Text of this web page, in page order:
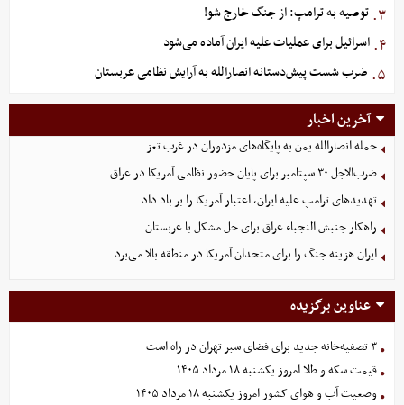
۳. توصیه به ترامپ: از جنگ خارج شو!
۴. اسرائیل برای عملیات علیه ایران آماده می‌شود
۵. ضرب شست پیش‌دستانه انصارالله به آرایش نظامی عربستان
آخرین اخبار
حمله انصارالله یمن به پایگاه‌های مزدوران در غرب تعز
ضرب‌الاجل ۳۰ سپتامبر برای پایان حضور نظامی آمریکا در عراق
تهدیدهای ترامپ علیه ایران، اعتبار آمریکا را بر باد داد
راهکار جنبش النجباء عراق برای حل مشکل با عربستان
ایران هزینه جنگ را برای متحدان آمریکا در منطقه بالا می‌برد
عناوین برگزیده
۳ تصفیه‌خانه جدید برای فضای سبز تهران در راه است
قیمت سکه و طلا امروز یکشنبه ۱۸ مرداد ۱۴۰۵
وضعیت آب و هوای کشور امروز یکشنبه ۱۸ مرداد ۱۴۰۵